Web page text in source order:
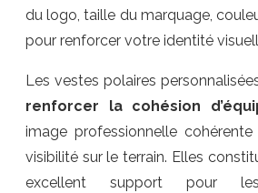
du logo, taille du marquage,
pour renforcer votre identité
Les vestes polaires
renforcer la cohésion
image professionnelle
visibilité sur le terrain. Elles
excellent support pour